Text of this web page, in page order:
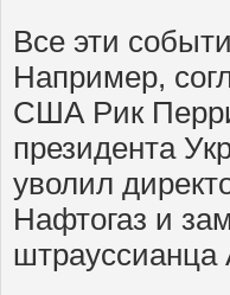
Все эти
Например,
США Рик
президента
уволил
Нафтогаз и